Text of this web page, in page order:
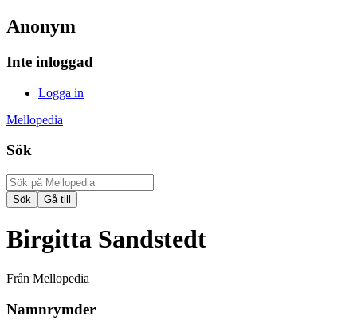
Anonym
Inte inloggad
Logga in
Mellopedia
Sök
Birgitta Sandstedt
Från Mellopedia
Namnrymder